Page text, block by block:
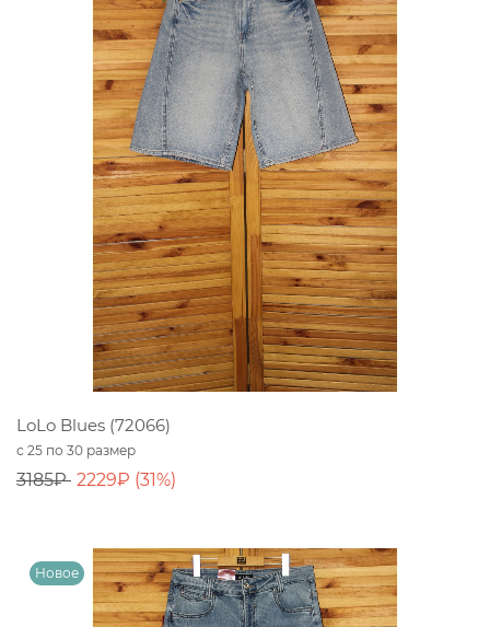
LoLo Blues (72066)
с 25 по 30 размер
3185₽ 2229₽ (31%)